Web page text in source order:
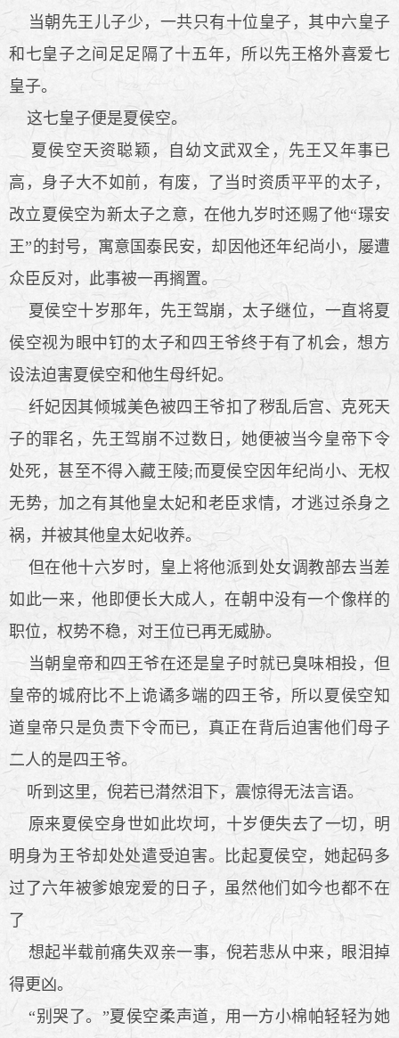
当朝先王儿子少，一共只有十位皇子，其中六皇子
和七皇子之间足足隔了十五年，所以先王格外喜爱七
皇子。
这七皇子便是夏侯空。
夏侯空天资聪颖，自幼文武双全，先王又年事已
高，身子大不如前，有废，了当时资质平平的太子，
改立夏侯空为新太子之意，在他九岁时还赐了他“璟安
王”的封号，寓意国泰民安，却因他还年纪尚小，屡遭
众臣反对，此事被一再搁置。
夏侯空十岁那年，先王驾崩，太子继位，一直将夏
侯空视为眼中钉的太子和四王爷终于有了机会，想方
设法迫害夏侯空和他生母纤妃。
纤妃因其倾城美色被四王爷扣了秽乱后宫、克死天
子的罪名，先王驾崩不过数日，她便被当今皇帝下令
处死，甚至不得入藏王陵;而夏侯空因年纪尚小、无权
无势，加之有其他皇太妃和老臣求情，才逃过杀身之
祸，并被其他皇太妃收养。
但在他十六岁时，皇上将他派到处女调教部去当差
如此一来，他即便长大成人，在朝中没有一个像样的
职位，权势不稳，对王位已再无威胁。
当朝皇帝和四王爷在还是皇子时就已臭味相投，但
皇帝的城府比不上诡谲多端的四王爷，所以夏侯空知
道皇帝只是负责下令而已，真正在背后迫害他们母子
二人的是四王爷。
听到这里，倪若已潸然泪下，震惊得无法言语。
原来夏侯空身世如此坎坷，十岁便失去了一切，明
明身为王爷却处处遣受迫害。比起夏侯空，她起码多
过了六年被爹娘宠爱的日子，虽然他们如今也都不在
了
想起半载前痛失双亲一事，倪若悲从中来，眼泪掉
得更凶。
“别哭了。”夏侯空柔声道，用一方小棉帕轻轻为她